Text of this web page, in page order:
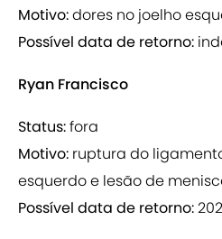
Motivo:dores no joelho
Possível data de retorno:
Ryan Francisco
Status:fora
Motivo: ruptura do
esquerdo e lesão de
Possível data de retorno: